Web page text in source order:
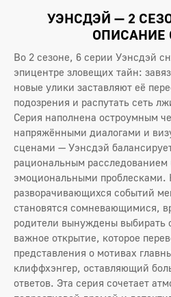
УЭНСДЭЙ — 2
ОПИСАНИЕ
Во 2 сезоне, 6 серии Уэнсдэй
эпицентре зловещих тайн:
новые улики заставляют её
подозрения и распутать сеть
Серия наполнена остроумным
напряжёнными диалогами и
сценами — Уэнсдэй
рациональным
эмоциональными проблесками.
разворачивающихся событий
становятся сомневающимися,
родители вынуждены выбирать
важное открытие, которое
представления о мотивах
клиффхэнгер, оставляющий
ответов. Эта серия сочетает